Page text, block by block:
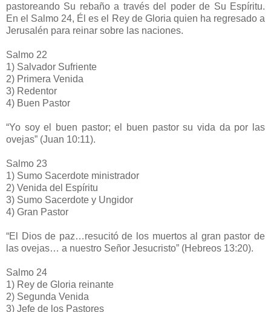
pastoreando Su rebaño a través del poder de Su Espíritu.
En el Salmo 24, Él es el Rey de Gloria quien ha regresado a
Jerusalén para reinar sobre las naciones.
Salmo 22
1) Salvador Sufriente
2) Primera Venida
3) Redentor
4) Buen Pastor
“Yo soy el buen pastor; el buen pastor su vida da por las
ovejas” (Juan 10:11).
Salmo 23
1) Sumo Sacerdote ministrador
2) Venida del Espíritu
3) Sumo Sacerdote y Ungidor
4) Gran Pastor
“El Dios de paz…resucitó de los muertos al gran pastor de
las ovejas… a nuestro Señor Jesucristo” (Hebreos 13:20).
Salmo 24
1) Rey de Gloria reinante
2) Segunda Venida
3) Jefe de los Pastores